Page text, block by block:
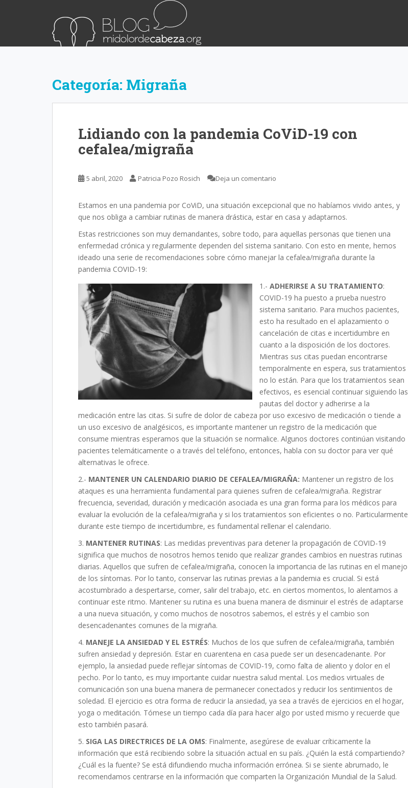
Categoría: Migraña
Lidiando con la pandemia CoViD-19 con
cefalea/migraña
5 abril, 2020 Patricia Pozo Rosich Deja un comentario
Estamos en una pandemia por CoViD, una situación excepcional que no habíamos vivido antes, y
que nos obliga a cambiar rutinas de manera drástica, estar en casa y adaptarnos.
Estas restricciones son muy demandantes, sobre todo, para aquellas personas que tienen una
enfermedad crónica y regularmente dependen del sistema sanitario. Con esto en mente, hemos
ideado una serie de recomendaciones sobre cómo manejar la cefalea/migraña durante la
pandemia COVID-19:
1.- ADHERIRSE A SU TRATAMIENTO:
COVID-19 ha puesto a prueba nuestro
sistema sanitario. Para muchos pacientes,
esto ha resultado en el aplazamiento o
cancelación de citas e incertidumbre en
cuanto a la disposición de los doctores.
Mientras sus citas puedan encontrarse
temporalmente en espera, sus tratamientos
no lo están. Para que los tratamientos sean
efectivos, es esencial continuar siguiendo las
pautas del doctor y adherirse a la
medicación entre las citas. Si sufre de dolor de cabeza por uso excesivo de medicación o tiende a
un uso excesivo de analgésicos, es importante mantener un registro de la medicación que
consume mientras esperamos que la situación se normalice. Algunos doctores continúan visitando
pacientes telemáticamente o a través del teléfono, entonces, habla con su doctor para ver qué
alternativas le ofrece.
2.- MANTENER UN CALENDARIO DIARIO DE CEFALEA/MIGRAÑA: Mantener un registro de los
ataques es una herramienta fundamental para quienes sufren de cefalea/migraña. Registrar
frecuencia, severidad, duración y medicación asociada es una gran forma para los médicos para
evaluar la evolución de la cefalea/migraña y si los tratamientos son eficientes o no. Particularmente
durante este tiempo de incertidumbre, es fundamental rellenar el calendario.
3. MANTENER RUTINAS: Las medidas preventivas para detener la propagación de COVID-19
significa que muchos de nosotros hemos tenido que realizar grandes cambios en nuestras rutinas
diarias. Aquellos que sufren de cefalea/migraña, conocen la importancia de las rutinas en el manejo
de los síntomas. Por lo tanto, conservar las rutinas previas a la pandemia es crucial. Si está
acostumbrado a despertarse, comer, salir del trabajo, etc. en ciertos momentos, lo alentamos a
continuar este ritmo. Mantener su rutina es una buena manera de disminuir el estrés de adaptarse
a una nueva situación, y como muchos de nosotros sabemos, el estrés y el cambio son
desencadenantes comunes de la migraña.
4. MANEJE LA ANSIEDAD Y EL ESTRÉS: Muchos de los que sufren de cefalea/migraña, también
sufren ansiedad y depresión. Estar en cuarentena en casa puede ser un desencadenante. Por
ejemplo, la ansiedad puede reflejar síntomas de COVID-19, como falta de aliento y dolor en el
pecho. Por lo tanto, es muy importante cuidar nuestra salud mental. Los medios virtuales de
comunicación son una buena manera de permanecer conectados y reducir los sentimientos de
soledad. El ejercicio es otra forma de reducir la ansiedad, ya sea a través de ejercicios en el hogar,
yoga o meditación. Tómese un tiempo cada día para hacer algo por usted mismo y recuerde que
esto también pasará.
5. SIGA LAS DIRECTRICES DE LA OMS: Finalmente, asegúrese de evaluar críticamente la
información que está recibiendo sobre la situación actual en su país. ¿Quién la está compartiendo?
¿Cuál es la fuente? Se está difundiendo mucha información errónea. Si se siente abrumado, le
recomendamos centrarse en la información que comparten la Organización Mundial de la Salud.